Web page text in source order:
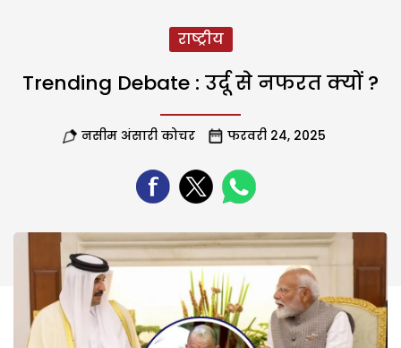
राष्ट्रीय
Trending Debate : उर्दू से नफरत क्यों ?
नसीम अंसारी कोचर फरवरी 24, 2025